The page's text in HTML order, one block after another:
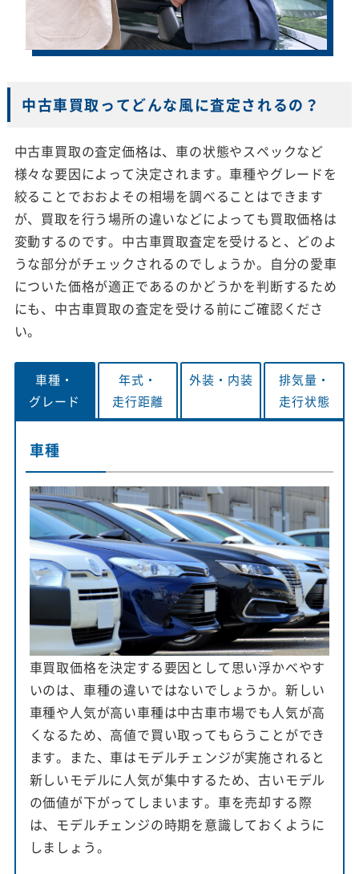
中古車買取ってどんな風に査定されるの？
中古車買取の査定価格は、車の状態やスペックなど
様々な要因によって決定されます。車種やグレードを
絞ることでおおよその相場を調べることはできます
が、買取を行う場所の違いなどによっても買取価格は
変動するのです。中古車買取査定を受けると、どのよ
うな部分がチェックされるのでしょうか。自分の愛車
についた価格が適正であるのかどうかを判断するため
にも、中古車買取の査定を受ける前にご確認くださ
い。
車種・
グレード
年式・
走行距離
外装・ 内装
排気量・
走行状態
車種
車買取価格を決定する要因として思い浮かべやす
いのは、車種の違いではないでしょうか。新しい
車種や人気が高い車種は中古車市場でも人気が高
くなるため、高値で買い取ってもらうことができ
ます。また、車はモデルチェンジが実施されると
新しいモデルに人気が集中するため、古いモデル
の価値が下がってしまいます。車を売却する際
は、モデルチェンジの時期を意識しておくように
しましょう。